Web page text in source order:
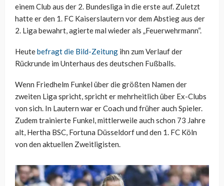
einem Club aus der 2. Bundesliga in die erste auf. Zuletzt
hatte er den 1. FC Kaiserslautern vor dem Abstieg aus der
2. Liga bewahrt, agierte mal wieder als „Feuerwehrmann“.
Heutebefragt die Bild-Zeitung ihn zum Verlauf der
Rückrunde im Unterhaus des deutschen Fußballs.
Wenn Friedhelm Funkel über die größten Namen der
zweiten Liga spricht, spricht er mehrheitlich über Ex-Clubs
von sich. In Lautern war er Coach und früher auch Spieler.
Zudem trainierte Funkel, mittlerweile auch schon 73 Jahre
alt, Hertha BSC, Fortuna Düsseldorf und den 1. FC Köln
von den aktuellen Zweitligisten.